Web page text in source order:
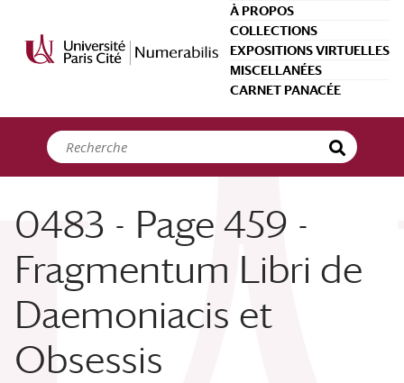
À PROPOS
COLLECTIONS
EXPOSITIONS VIRTUELLES
MISCELLANÉES
CARNET PANACÉE
0483 - Page 459 -
Fragmentum Libri de
Daemoniacis et
Obsessis